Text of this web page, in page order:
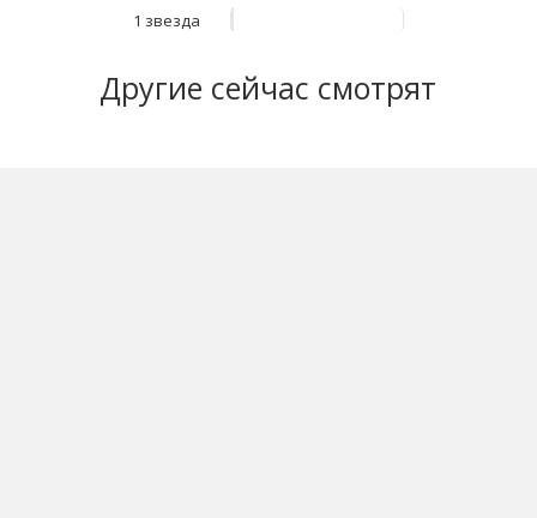
1 звезда
Другие сейчас смотрят